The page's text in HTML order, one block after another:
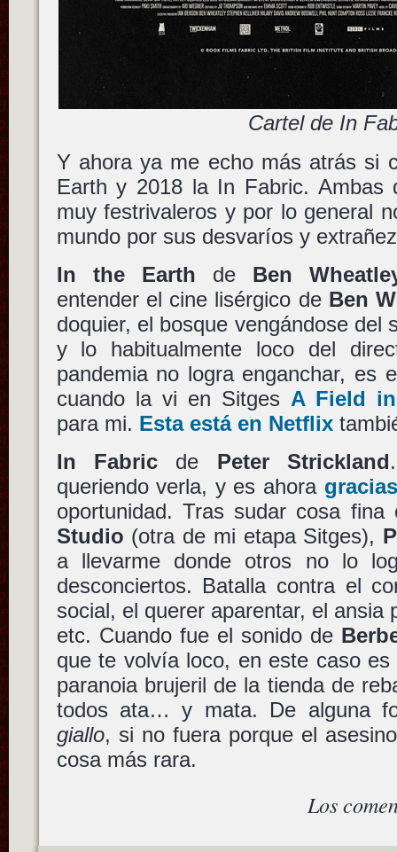
Cartel de In
Y ahora ya me echo más atrás si
Earth y 2018 la In Fabric. Ambas
muy festrivaleros y por lo general
mundo por sus desvaríos y
In the Earth de Ben
entender el cine lisérgico de Ben
doquier, el bosque vengándose del
y lo habitualmente loco del
pandemia no logra enganchar, es
cuando la vi en Sitges A Field
para mi. Esta está en Netflix
In Fabricde Peter Strickland
queriendo verla, y es ahora
oportunidad. Tras sudar cosa
Studio (otra de mi etapa Sitges),
a llevarme donde otros no lo
desconciertos. Batalla contra el
social, el querer aparentar, el ansia
etc. Cuando fue el sonido de
que te volvía loco, en este caso
paranoia brujeril de la tienda de
todos ata… y mata. De alguna
giallo, si no fuera porque el
cosa más rara.
Los